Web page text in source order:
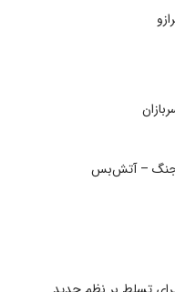
جنگ – آتش‌بس